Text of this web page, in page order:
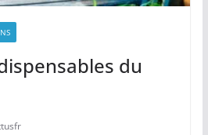
du